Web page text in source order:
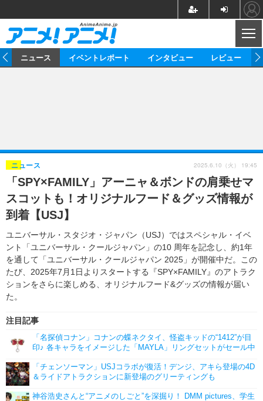
ゲーム グッズ
イベント 海外
海外イベント ビジネス
俳優・タレント アーティスト
ビジネス
アニメ 実写
書評 イベント
ゲーム 座談会
動画
アニメ
アニメ！アニメ！TV ABEMA Cafe
連載・コラム
ニュース イベントレポート インタビュー レビュー
「SPY×FAMILY」アーニャ＆ボンドの肩乗せマ
スコットも！オリジナルフード＆グッズ情報が
到着【USJ】
ユニバーサル・スタジオ・ジャパン（USJ）ではスペシャル・イベ
ント「ユニバーサル・クールジャパン」の10 周年を記念し、約1年
を通して「ユニバーサル・クールジャパン 2025」が開催中だ。この
たび、2025年7月1日よりスタートする『SPY×FAMILY』のアトラク
ションをさらに楽しめる、オリジナルフード&グッズの情報が届い
た。
ニュース
注目記事
「名探偵コナン」コナンの蝶ネクタイ、怪盗キッドの“1412”が目
印♪ 各キャラをイメージした「MAYLA」リングセットがセール中
「チェンソーマン」USJコラボが復活！デンジ、アキら登場の4D
＆ライドアトラクションに新登場のグリーティングも
神谷浩史さんと“アニメのしごと”を深掘り！ DMM pictures、学生
2025.6.10（火） 19:45